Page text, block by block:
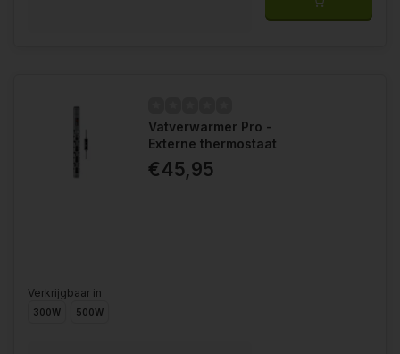
Vatverwarmer Pro -
Externe thermostaat
€45,95
Verkrijgbaar in
300W 500W